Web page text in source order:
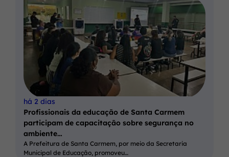
há 2 dias
Profissionais da educação de Santa Carmem
participam de capacitação sobre segurança no
ambiente…
A Prefeitura de Santa Carmem, por meio da Secretaria
Municipal de Educação, promoveu…